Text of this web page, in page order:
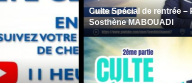
Culte Spécial de rentrée –
Sosthène MABOUADI